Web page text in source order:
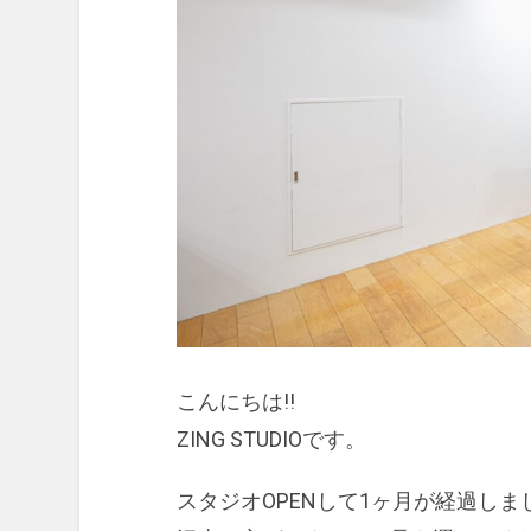
こんにちは!!
ZING STUDIOです。
スタジオOPENして1ヶ月が経過しま